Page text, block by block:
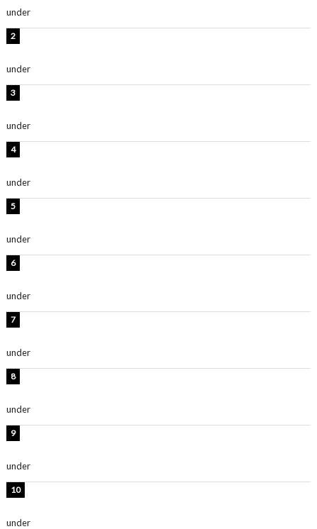
under
under
under
under
under
under
under
under
under
under